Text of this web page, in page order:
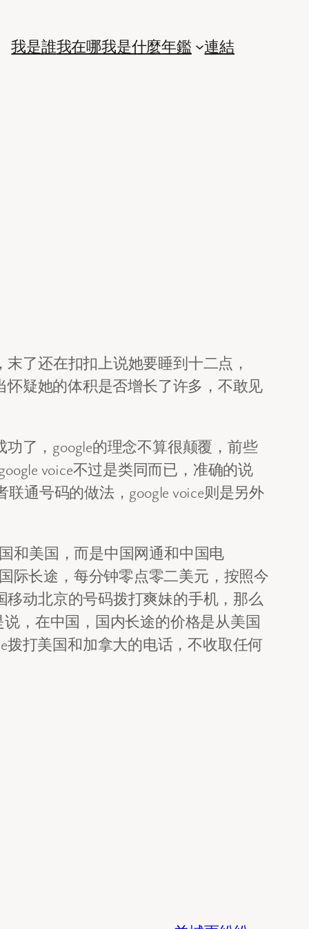
我是誰我在哪我是什麼年鑑 連結
了还在扣扣上说她要睡到十二点，
疑她的体积是否增长了许多，不敢见
了，google的理念不算很颠覆，前些
voice不过是类同而已，准确的说
通号码的做法，google voice则是另外
和美国，而是中国网通和中国电
际长途，每分钟零点零二美元，按照今
动北京的号码拨打爽妹的手机，那么
，在中国，国内长途的价格是从美国
拨打美国和加拿大的电话，不收取任何